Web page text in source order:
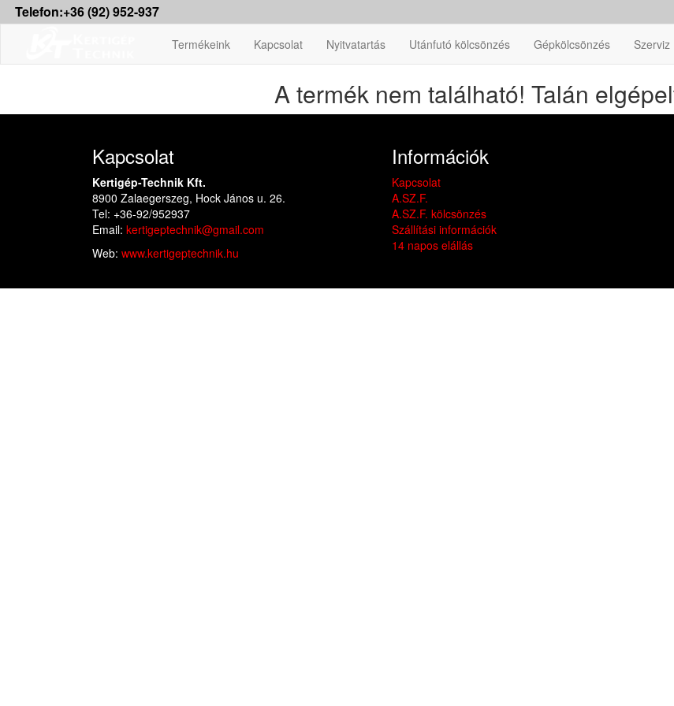
Telefon:+36 (92) 952-937
Termékeink Kapcsolat Nyitvatartás Utánfutó kölcsönzés Gépkölcsönzés Szerviz
A termék nem található! Talán
Kapcsolat
Kertigép-Technik Kft.
8900 Zalaegerszeg, Hock János u. 26.
Tel: +36-92/952937
Email: kertigeptechnik@gmail.com
Web: www.kertigeptechnik.hu
Információk
Kapcsolat
A.SZ.F.
A.SZ.F. kölcsönzés
Szállítási információk
14 napos elállás